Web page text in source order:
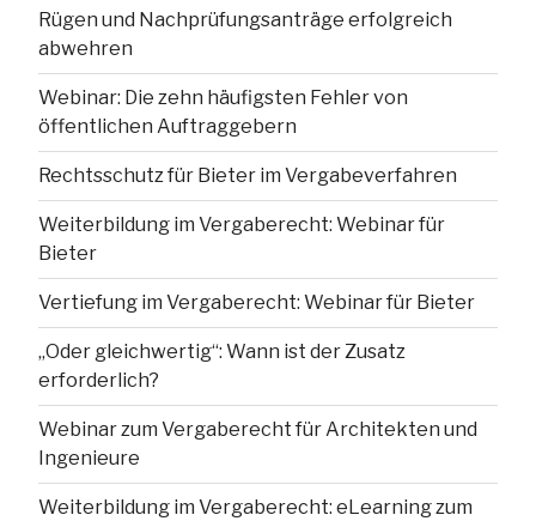
Rügen und Nachprüfungsanträge erfolgreich
abwehren
Webinar: Die zehn häufigsten Fehler von
öffentlichen Auftraggebern
Rechtsschutz für Bieter im Vergabeverfahren
Weiterbildung im Vergaberecht: Webinar für
Bieter
Vertiefung im Vergaberecht: Webinar für Bieter
„Oder gleichwertig“: Wann ist der Zusatz
erforderlich?
Webinar zum Vergaberecht für Architekten und
Ingenieure
Weiterbildung im Vergaberecht: eLearning zum